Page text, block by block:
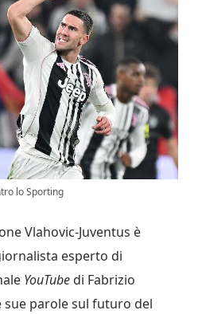
lo Sporting
Vlahovic-Juventus è
esperto di
YouTube di Fabrizio
sue parole sul futuro del